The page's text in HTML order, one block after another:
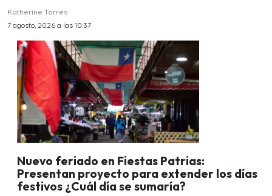
Katherine Torres
7 agosto, 2026 a las 10:37
Nuevo feriado en Fiestas Patrias:
Presentan proyecto para extender los días
festivos ¿Cuál día se sumaría?